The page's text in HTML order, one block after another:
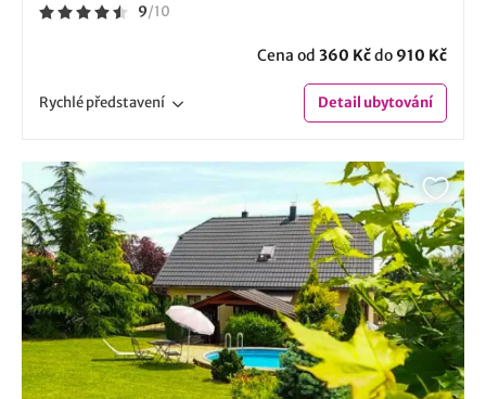
9/10
Cena od 360 Kčdo 910 Kč
Rychlépředstavení Detailubytování